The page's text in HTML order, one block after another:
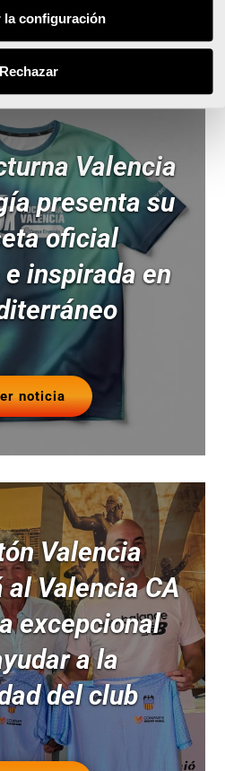
la configuración
Rechazar
Valencia
presenta su
oficial
inspirada en
noticia
Valencia
Valencia CA
excepcional
a la
del club